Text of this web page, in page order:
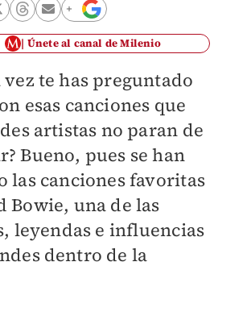
Únete al canal de Milenio
vez te has preguntado
esas canciones que
artistas no paran de
Bueno, pues se han
las canciones favoritas
Bowie, una de las
leyendas e influencias
dentro de la